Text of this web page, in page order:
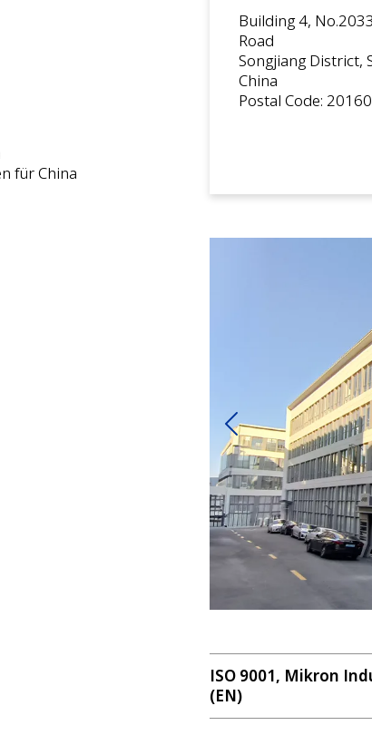
für China
Building 4,
Road
Songjiang District,
China
Postal Code:
Vorherige
ISO 9001, Mikron
(EN)